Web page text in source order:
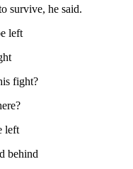
survive, he said.
left
fight?
left
behind